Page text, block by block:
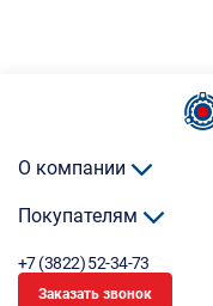
О компании
Покупателям
+7 (3822) 52-34-73
Заказать звонок